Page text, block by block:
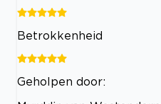
Betrokkenheid
Geholpen door: